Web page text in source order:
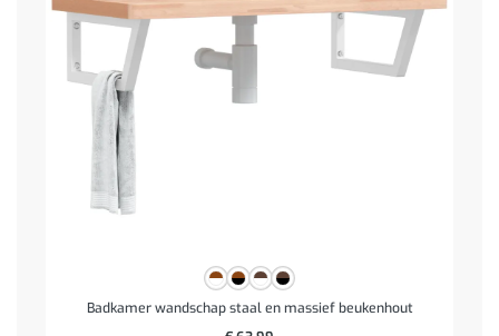
Badkamer wandschap staal en massief beukenhout